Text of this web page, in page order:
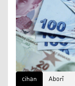
cihan Aborî